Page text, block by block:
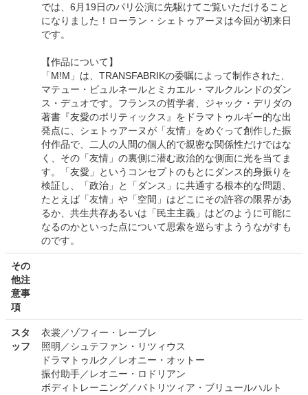
では、6月19日のパリ公演に先駆けてご覧いただけること
になりました！ローラン・シェトゥアーヌは今回が初来日
です。
【作品について】
「M!M」は、TRANSFABRIKの委嘱によって制作された、
マテュー・ビュルネールとミカエル・マルクルンドのダン
ス・デュオです。フランスの哲学者、ジャック・デリダの
著書『友愛のポリティックス』をドラマトゥルギー的な出
発点に、シェトゥアーヌが「友情」をめぐって創作した振
付作品で、二人の人間の個人的で親密な関係性だけではな
く、その「友情」の裏側に潜む政治的な側面に光を当てま
す。「友愛」というコンセプトのもとにダンス的身振りを
検証し、「政治」と「ダンス」に共通する根本的な問題、
たとえば「友情」や「空間」はどこにその許容の限界があ
るか、共生共存あるいは「民主主義」はどのように可能に
なるのかといった点について思索を巡らすよううながすも
のです。
その
他注
意事
項
スタ
ッフ
衣裳／ゾフィー・レーブレ
照明／シュテファン・リツィウス
ドラマトゥルク／レオニー・オットー
振付助手／レオニー・ロドリアン
ボディトレーニング／パトリツィア・ブリュールハルト